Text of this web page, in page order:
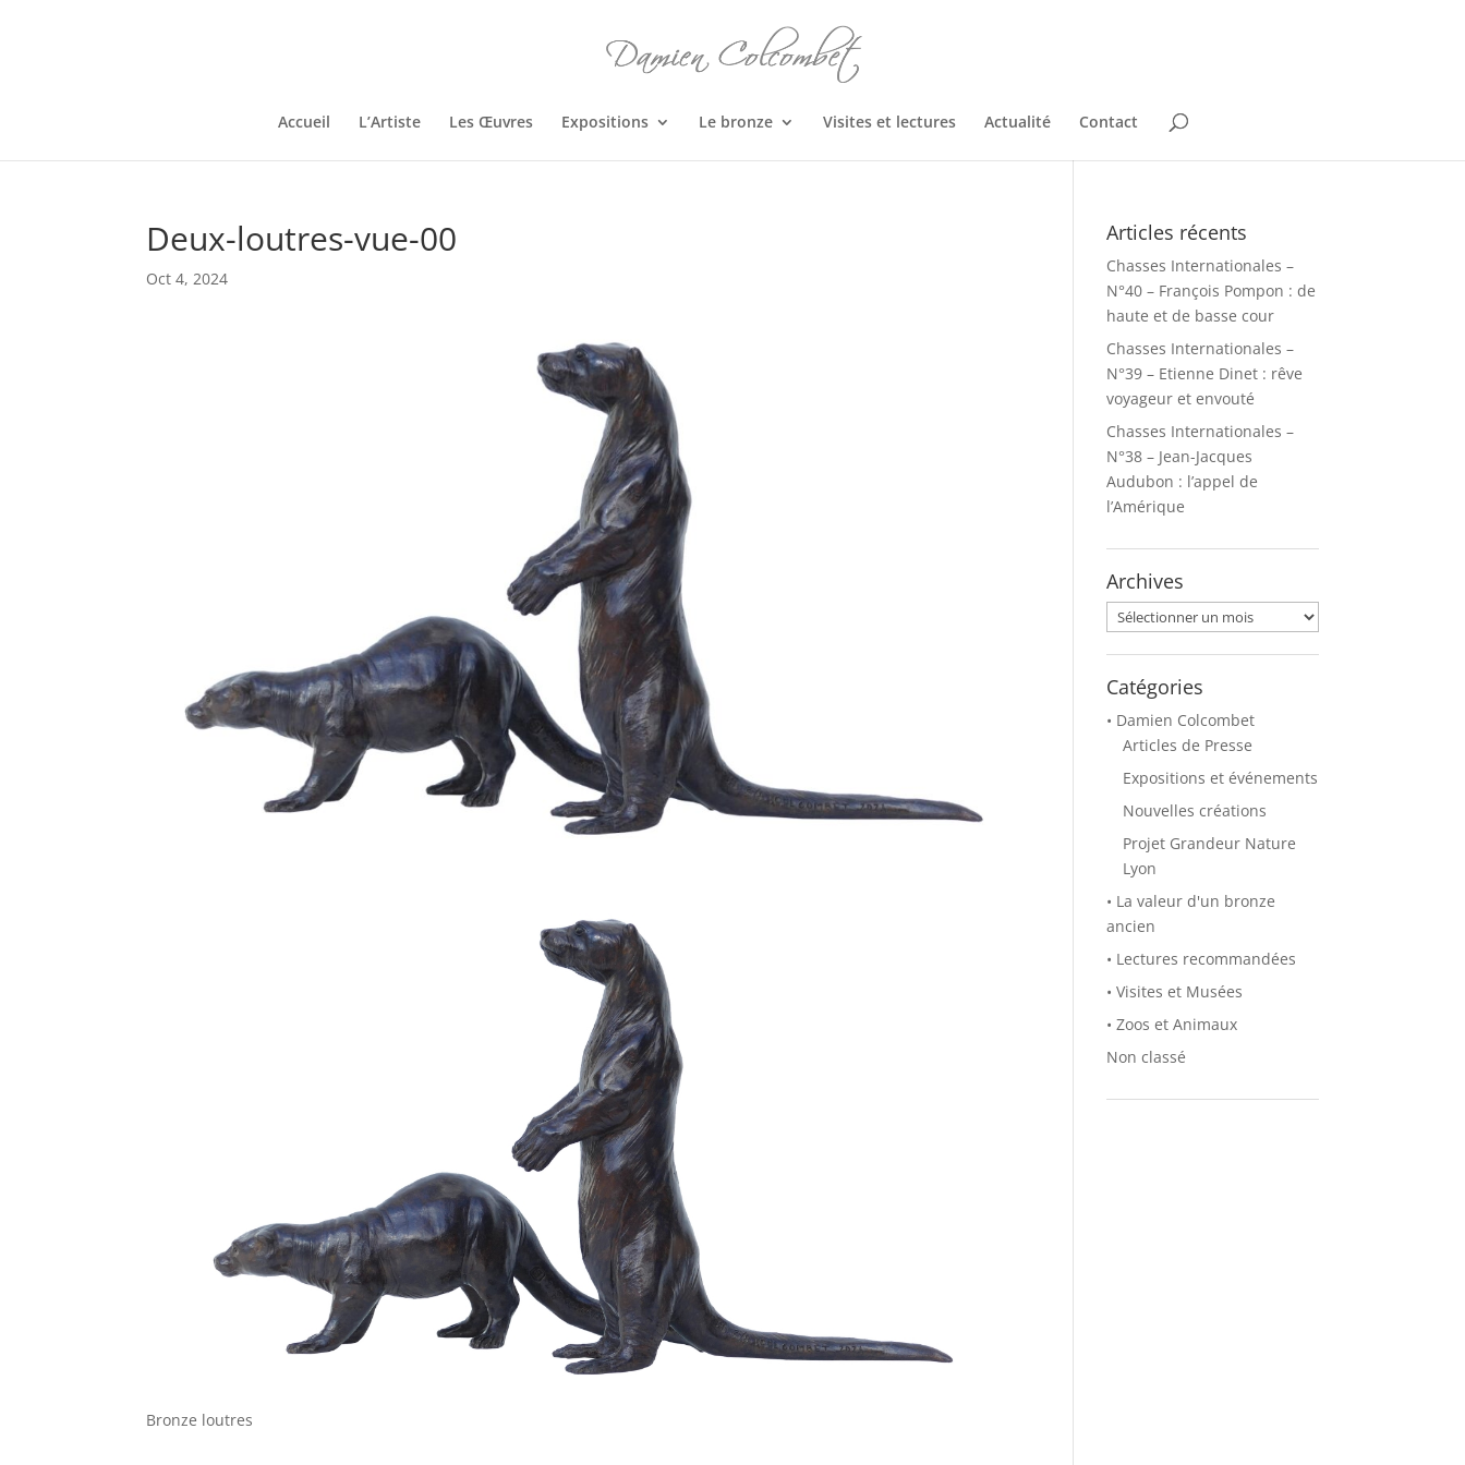
Accueil L’Artiste Les Œuvres Expositions Le bronze Visites et lectures Actualité Contact
Deux-loutres-vue-00
Oct 4, 2024
Bronze loutres
Articles récents
Chasses Internationales –
N°40 – François Pompon : de
haute et de basse cour
Chasses Internationales –
N°39 – Etienne Dinet : rêve
voyageur et envouté
Chasses Internationales –
N°38 – Jean-Jacques
Audubon : l’appel de
l’Amérique
Archives
Archives
Catégories
• Damien Colcombet
Articles de Presse
Expositions et événements
Nouvelles créations
Projet Grandeur Nature
Lyon
• La valeur d'un bronze
ancien
• Lectures recommandées
• Visites et Musées
• Zoos et Animaux
Non classé